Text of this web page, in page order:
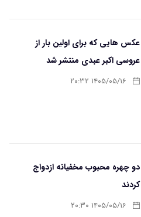
عکس هایی که برای اولین بار از
عروسی اکبر عبدی منتشر شد
۱۴۰۵/۰۵/۱۶ ۲۰:۳۲
دو چهره محبوب مخفیانه ازدواج
کردند
۱۴۰۵/۰۵/۱۶ ۲۰:۳۰